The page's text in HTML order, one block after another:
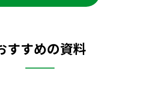
すすめの資料